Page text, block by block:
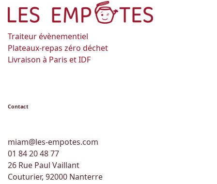
Traiteur évènementiel
Plateaux-repas zéro déchet
Livraison à Paris et IDF
Contact
miam@les-empotes.com
01 84 20 48 77
26 Rue Paul Vaillant
Couturier, 92000 Nanterre